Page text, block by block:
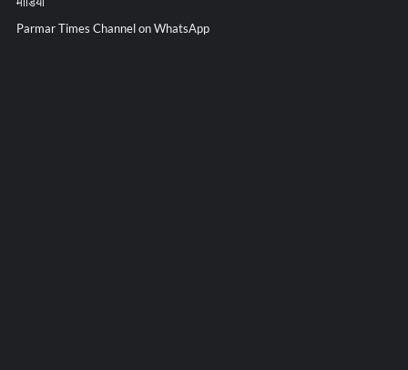
Parmar Times Channel on WhatsApp